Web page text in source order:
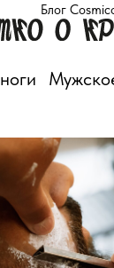
Блог Cosmico